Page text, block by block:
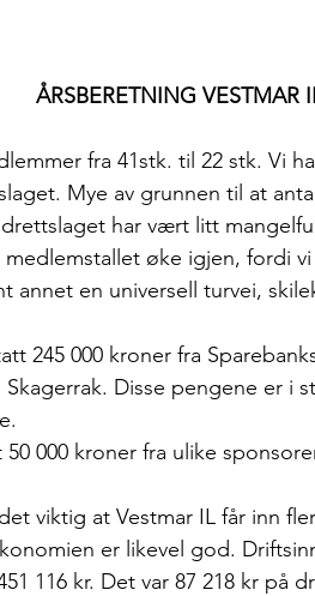
ÅRSBERETNING VESTMAR
fra 41stk. til 22 stk. Vi
Mye av grunnen til at
har vært litt
medlemstallet øke igjen, fordi
annet en universell turvei,
245 000 kroner fra
Skagerrak. Disse pengene er i
000 kroner fra ulike
viktig at Vestmar IL får inn
er likevel god.
116 kr. Det var 87 218 kr på